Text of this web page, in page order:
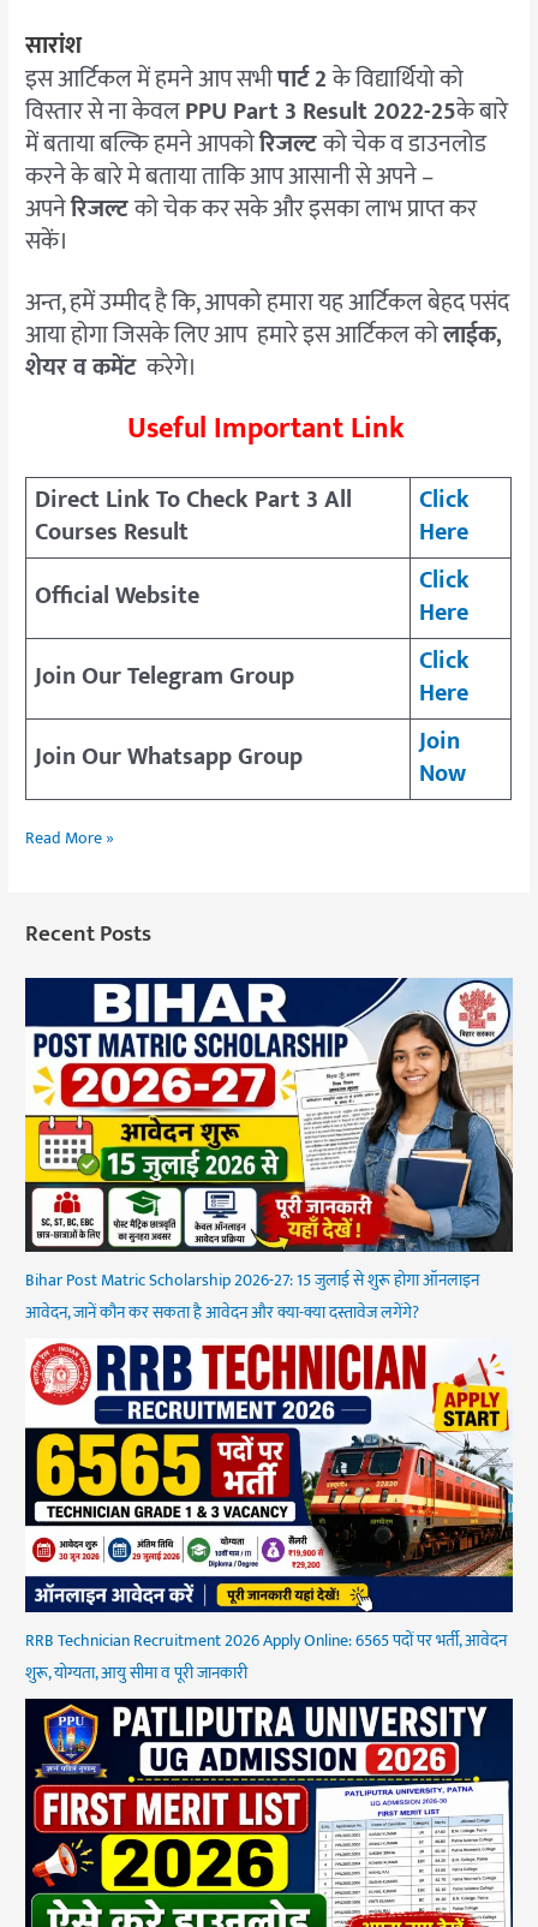
सारांश
इस आर्टिकल में हमने आप सभीपार्ट 2के विद्यार्थियो को
विस्तार से ना केवलPPU Part 3 Result 2022-25के बारे
में बताया बल्कि हमने आपकोरिजल्टको चेक व डाउनलोड
करने के बारे मे बताया ताकि आप आसानी से अपने –
अपनेरिजल्टको चेक कर सके और इसका लाभ प्राप्त कर
सकें।
अन्त, हमें उम्मीद है कि, आपको हमारा यह आर्टिकल बेहद पसंद
आया होगा जिसके लिए आप हमारे इस आर्टिकल कोलाईक,
शेयर व कमेंट करेगे।
Useful Important Link
Direct Link To Check Part 3 All
Courses Result
Click
Here
Official Website
Click
Here
Join Our Telegram Group
Click
Here
Join Our Whatsapp Group
Join
Now
Read More »
Recent Posts
Bihar Post Matric Scholarship 2026-27: 15 जुलाई से शुरू होगा ऑनलाइन
आवेदन, जानें कौन कर सकता है आवेदन और क्या-क्या दस्तावेज लगेंगे?
RRB Technician Recruitment 2026 Apply Online: 6565 पदों पर भर्ती, आवेदन
शुरू, योग्यता, आयु सीमा व पूरी जानकारी